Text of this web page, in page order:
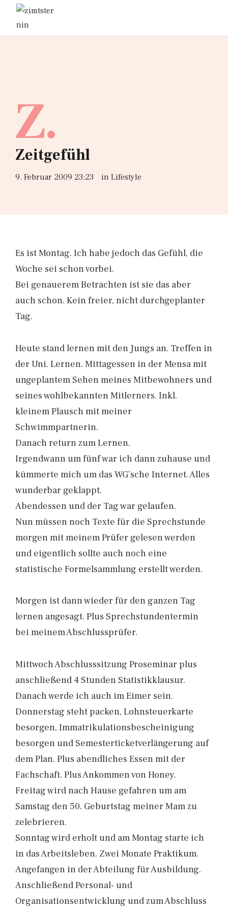
Z.
Zeitgefühl
9. Februar 2009 23:23 in Lifestyle
Es ist Montag. Ich habe jedoch das Gefühl, die
Woche sei schon vorbei.
Bei genauerem Betrachten ist sie das aber
auch schon. Kein freier, nicht durchgeplanter
Tag.
Heute stand lernen mit den Jungs an. Treffen in
der Uni. Lernen. Mittagessen in der Mensa mit
ungeplantem Sehen meines Mitbewohners und
seines wohlbekannten Mitlerners. Inkl.
kleinem Plausch mit meiner
Schwimmpartnerin.
Danach return zum Lernen.
Irgendwann um fünf war ich dann zuhause und
kümmerte mich um das WG’sche Internet. Alles
wunderbar geklappt.
Abendessen und der Tag war gelaufen.
Nun müssen noch Texte für die Sprechstunde
morgen mit meinem Prüfer gelesen werden
und eigentlich sollte auch noch eine
statistische Formelsammlung erstellt werden.
Morgen ist dann wieder für den ganzen Tag
lernen angesagt. Plus Sprechstundentermin
bei meinem Abschlussprüfer.
Mittwoch Abschlusssitzung Proseminar plus
anschließend 4 Stunden Statistikklausur.
Danach werde ich auch im Eimer sein.
Donnerstag steht packen, Lohnsteuerkarte
besorgen, Immatrikulationsbescheinigung
besorgen und Semesterticketverlängerung auf
dem Plan. Plus abendliches Essen mit der
Fachschaft. Plus Ankommen von Honey.
Freitag wird nach Hause gefahren um am
Samstag den 50. Geburtstag meiner Mam zu
zelebrieren.
Sonntag wird erholt und am Montag starte ich
in das Arbeitsleben. Zwei Monate Praktikum.
Angefangen in der Abteilung für Ausbildung.
Anschließend Personal- und
Organisationsentwicklung und zum Abschluss